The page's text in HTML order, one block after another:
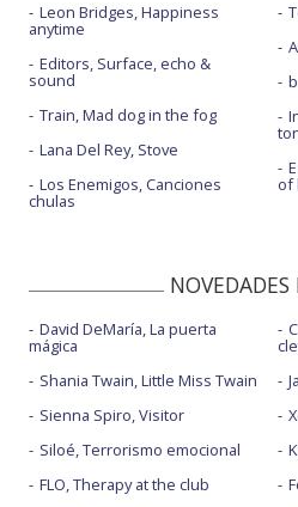
Leon Bridges, Happiness
anytime
Editors, Surface, echo &
sound
Train, Mad dog in the fog
Lana Del Rey, Stove
Los Enemigos, Canciones
chulas
of
NOVEDADES
David DeMaría, La puerta
mágica
Shania Twain, Little Miss Twain
Sienna Spiro, Visitor
Siloé, Terrorismo emocional
FLO, Therapy at the club